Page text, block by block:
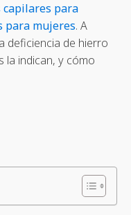
para
para mujeres. A
deficiencia de hierro
la indican, y cómo